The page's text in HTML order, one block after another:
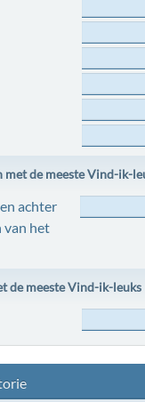
met de meeste Vind-ik-
achter
van het
de meeste Vind-ik-leuks